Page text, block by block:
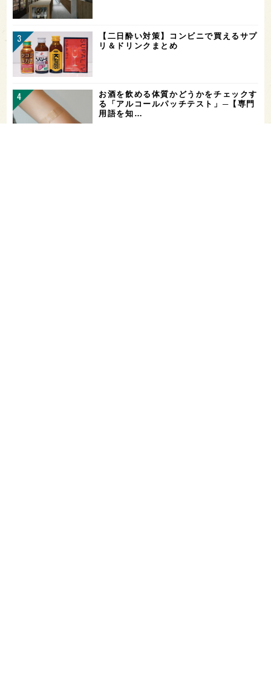
【二日酔い対策】コンビニで買えるサプ
リ＆ドリンクまとめ
お酒を飲める体質かどうかをチェックす
る「アルコールパッチテスト」─【専門
用語を知…